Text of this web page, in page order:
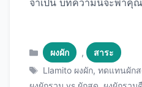
จำเป็น บทความนี้จะพาคุ
อาหารที่ผลิตจากผักและผ
ผ่านกระบวนการอย่างพอ
การทำแห้งแบบแช่เยือกแ
Categories
ผงผัก ,
สาระ
Tags
Llamito ผงผัก,ทดแทนผัก